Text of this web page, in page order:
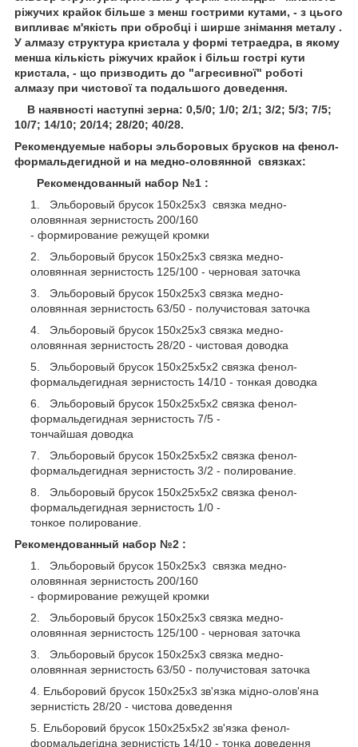
ріжучих крайок більше з менш гострими кутами, - з цього
випливає м'якість при обробці і ширше знімання металу .
У алмазу структура кристала у формі тетраедра, в якому
менша кількість ріжучих крайок і більш гострі кути
кристала, - що призводить до "агресивної" роботі
алмазу при чистової та подальшого доведення.
В наявності наступні зерна: 0,5/0; 1/0; 2/1; 3/2; 5/3; 7/5;
10/7; 14/10; 20/14; 28/20; 40/28.
Рекомендуемые наборы эльборовых брусков на фенол-
формальдегидной и на медно-оловянной связках:
Рекомендованный набор №1 :
Эльборовый брусок 150х25х3 связка медно-
оловянная зернистость 200/160
- формирование режущей кромки
Эльборовый брусок 150х25х3 связка медно-
оловянная зернистость 125/100 - черновая заточка
Эльборовый брусок 150х25х3 связка медно-
оловянная зернистость 63/50 - получистовая заточка
Эльборовый брусок 150х25х3 связка медно-
оловянная зернистость 28/20 - чистовая доводка
Эльборовый брусок 150х25х5х2 связка фенол-
формальдегидная зернистость 14/10 - тонкая доводка
Эльборовый брусок 150х25х5х2 связка фенол-
формальдегидная зернистость 7/5 -
тончайшая доводка
Эльборовый брусок 150х25х5х2 связка фенол-
формальдегидная зернистость 3/2 - полирование.
Эльборовый брусок 150х25х5х2 связка фенол-
формальдегидная зернистость 1/0 -
тонкое полирование.
Рекомендованный набор №2 :
Эльборовый брусок 150х25х3 связка медно-
оловянная зернистость 200/160
- формирование режущей кромки
Эльборовый брусок 150х25х3 связка медно-
оловянная зернистость 125/100 - черновая заточка
Эльборовый брусок 150х25х3 связка медно-
оловянная зернистость 63/50 - получистовая заточка
Ельборовий брусок 150х25х3 зв'язка мідно-олов'яна
зернистість 28/20 - чистова доведення
Ельборовий брусок 150х25х5х2 зв'язка фенол-
формальдегідна зернистість 14/10 - тонка доведення